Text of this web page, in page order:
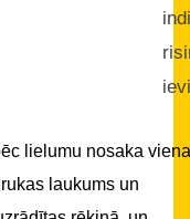
lielumu nosaka
laukums un